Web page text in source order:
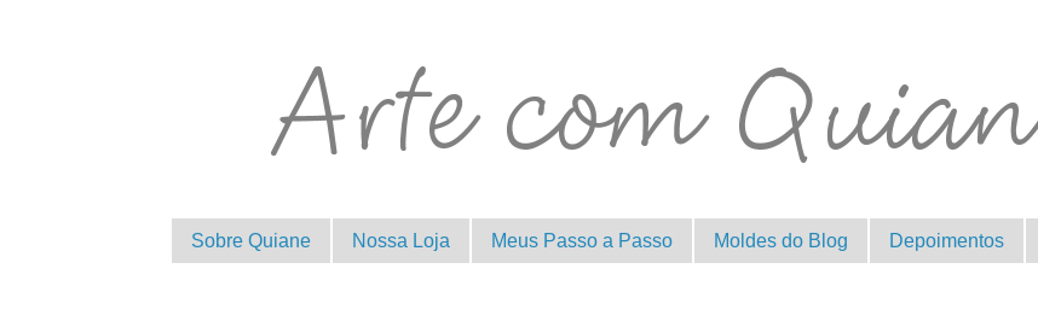
Sobre Quiane Nossa Loja Meus Passo a Passo Moldes do Blog Depoimentos